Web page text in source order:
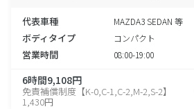
代表車種 MAZDA3 SEDAN 等
ボディタイプ コンパクト
営業時間 08:00-19:00
6時間9,108円
免責補償制度【K-0,C-1,C-2,M-2,S-2】
1,430円